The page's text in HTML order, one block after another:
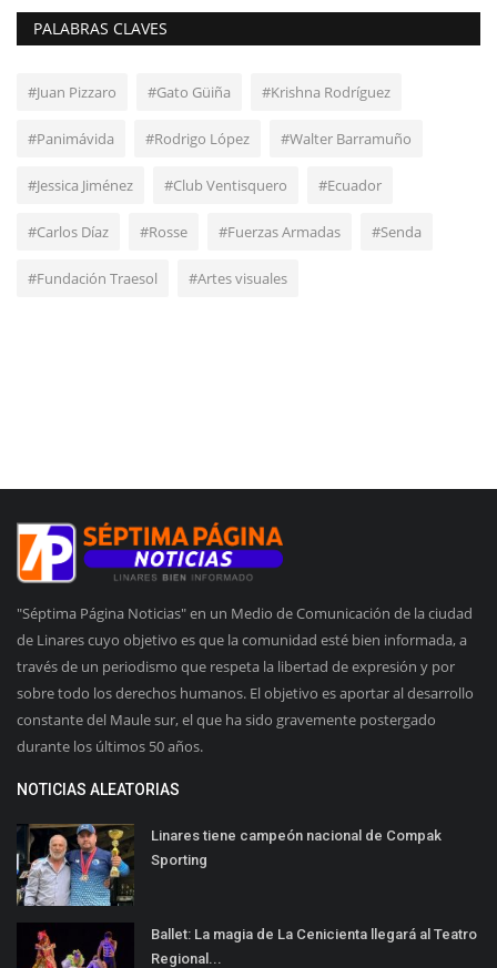
PALABRAS CLAVES
#Juan Pizzaro #Gato Güiña #Krishna Rodríguez
#Panimávida #Rodrigo López #Walter Barramuño
#Jessica Jiménez #Club Ventisquero #Ecuador
#Carlos Díaz #Rosse #Fuerzas Armadas #Senda
#Fundación Traesol #Artes visuales
"Séptima Página Noticias" en un Medio de Comunicación de la ciudad
de Linares cuyo objetivo es que la comunidad esté bien informada, a
través de un periodismo que respeta la libertad de expresión y por
sobre todo los derechos humanos. El objetivo es aportar al desarrollo
constante del Maule sur, el que ha sido gravemente postergado
durante los últimos 50 años.
NOTICIAS ALEATORIAS
Linares tiene campeón nacional de Compak
Sporting
Ballet: La magia de La Cenicienta llegará al Teatro
Regional...